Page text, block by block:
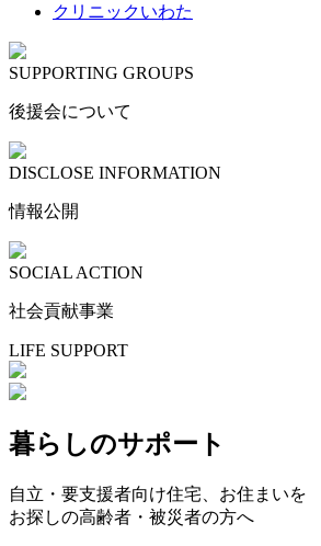
クリニックいわた
SUPPORTING GROUPS
後援会について
DISCLOSE INFORMATION
情報公開
SOCIAL ACTION
社会貢献事業
LIFE SUPPORT
暮らしのサポート
自立・要支援者向け住宅、お住まいを
お探しの高齢者・被災者の方へ